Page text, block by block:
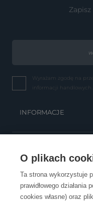
O plikach
Ta strona wykorzystuje
prawidłowego
cookies własne) oraz
Wyrażam zgodę na
informacji handlowych...
INFORMACJE
OBSŁUGA KLIENTA
KONTAKT